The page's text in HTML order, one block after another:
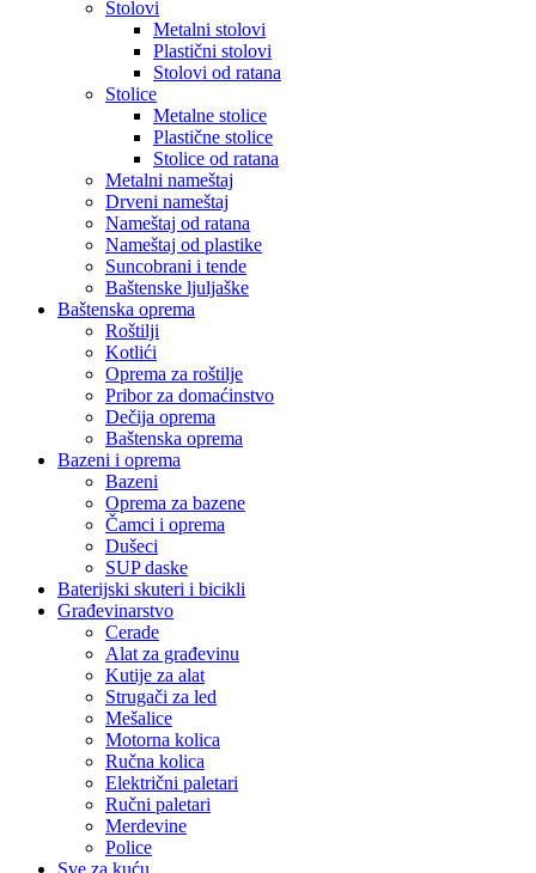
Stolovi
Metalni stolovi
Plastični stolovi
Stolovi od ratana
Stolice
Metalne stolice
Plastične stolice
Stolice od ratana
Metalni nameštaj
Drveni nameštaj
Nameštaj od ratana
Nameštaj od plastike
Suncobrani i tende
Baštenske ljuljaške
Baštenska oprema
Roštilji
Kotlići
Oprema za roštilje
Pribor za domaćinstvo
Dečija oprema
Baštenska oprema
Bazeni i oprema
Bazeni
Oprema za bazene
Čamci i oprema
Dušeci
SUP daske
Baterijski skuteri i bicikli
Građevinarstvo
Cerade
Alat za građevinu
Kutije za alat
Strugači za led
Mešalice
Motorna kolica
Ručna kolica
Električni paletari
Ručni paletari
Merdevine
Police
Sve za kuću